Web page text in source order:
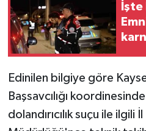
İşte
Edinilen bilgiye göre
Başsavcılığı
dolandırıcılık suçu ile ilgili